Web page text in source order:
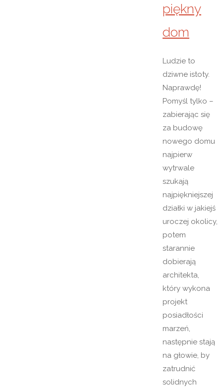
piękny
dom
Ludzie to
dziwne istoty.
Naprawdę!
Pomyśl tylko –
zabierając się
za budowę
nowego domu
najpierw
wytrwale
szukają
najpiękniejszej
działki w jakiejś
uroczej okolicy,
potem
starannie
dobierają
architekta,
który wykona
projekt
posiadłości
marzeń,
następnie stają
na głowie, by
zatrudnić
solidnych